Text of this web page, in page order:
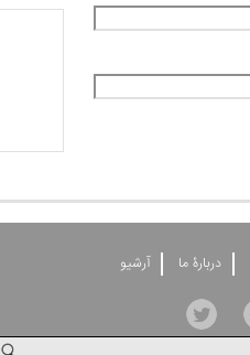
دربارۀ ما آرشيو